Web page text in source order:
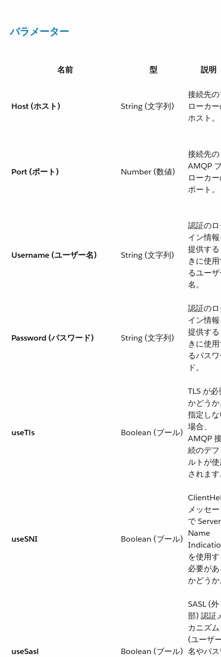
パラメーター
名前 型 説明
Host (ホスト) String (文字列)
接続先
ローカ
ホスト。
Port (ポート) Number (数値)
接続先の
AMQP
ローカ
ポート。
Username (ユーザー名) String (文字列)
認証の
イン情
提供す
きに使
るユー
名。
Password (パスワード) String (文字列)
認証の
イン情
提供す
きに使
るパス
ド。
useTls Boolean (ブール)
TLS が必
かどう
指定し
場合、
AMQP
続のデ
ルトが
されま
useSNI Boolean (ブール)
メッセ
で Server
Name
を使用
必要が
かどう
useSasl Boolean (ブール)
SASL (外
部) 認証
カニズム
(ユーザ
名やパ